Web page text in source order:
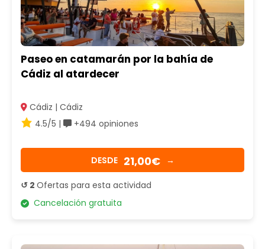
Paseo en catamarán por la bahía de
Cádiz al atardecer
Cádiz | Cádiz
4.5/5 |
+494 opiniones
DESDE 21,00€ →
↺ 2 Ofertas para esta actividad
Cancelación gratuita